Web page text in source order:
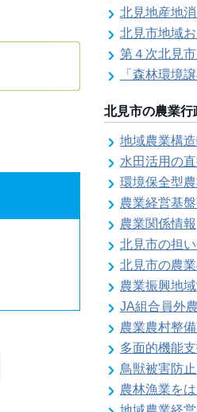
北見地産地消フ
北見市地域おこし協
第４次北見
「森林環境譲与税の活用に向け
北見市の農業行
地域農業構造転換事業及び農地
水田活用の直接支払交付
環境保全型
農業経営基盤強化
農業関係情報
北見市の担
北見市の農
農業振興地
JA組合員外農業
農業農村整
多面的機能
鳥獣被害防
農林漁業を